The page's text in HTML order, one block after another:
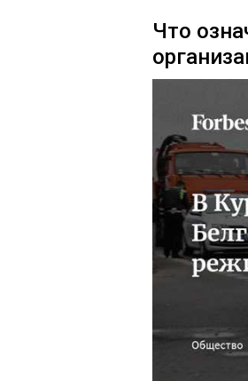
Что